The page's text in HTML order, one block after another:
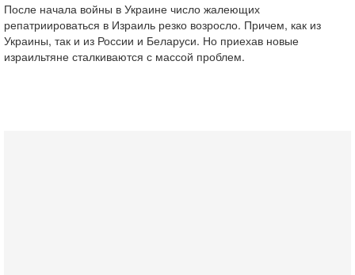
После начала войны в Украине число жалеющих
репатриироваться в Израиль резко возросло. Причем, как из
Украины, так и из России и Беларуси. Но приехав новые
израильтяне сталкиваются с массой проблем.